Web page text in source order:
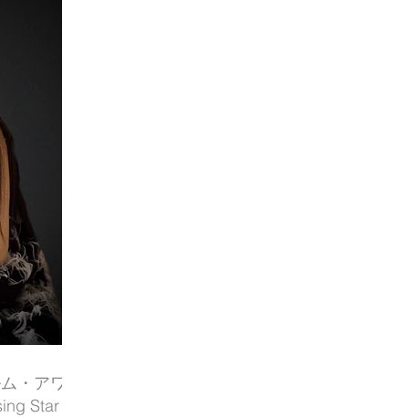
・アワー
Star